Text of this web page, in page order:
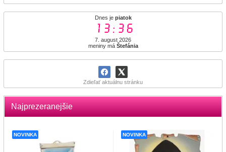
Dnes je piatok
13:36
7. august 2026
meniny má Štefánia
Zdieľať aktuálnu stránku
Najprezeranejšie
NOVINKA NOVINKA